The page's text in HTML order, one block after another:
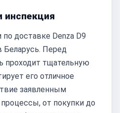
инспекция
доставке Denza D9
Беларусь. Перед
проходит тщательную
его отличное
заявленным
от покупки до